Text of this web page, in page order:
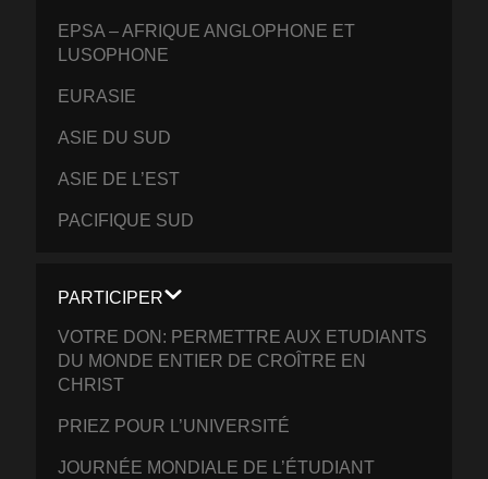
EPSA – AFRIQUE ANGLOPHONE ET
LUSOPHONE
EURASIE
ASIE DU SUD
ASIE DE L’EST
PACIFIQUE SUD
PARTICIPER
VOTRE DON: PERMETTRE AUX ETUDIANTS
DU MONDE ENTIER DE CROÎTRE EN
CHRIST
PRIEZ POUR L’UNIVERSITÉ
JOURNÉE MONDIALE DE L’ÉTUDIANT